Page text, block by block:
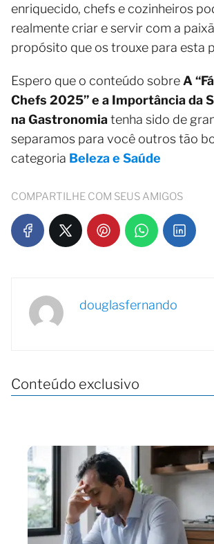
enriquecido, chefs e cozinheiros
realmente criar e servir com a
propósito que os trouxe para esta
Espero que o conteúdo sobre A
Chefs 2025” e a Importância da
na Gastronomiatenha sido de
separamos para você outros tão
categoria Beleza e Saúde
COMPARTILHE COM SEUS AMIGOS
douglasfernando
Conteúdo exclusivo